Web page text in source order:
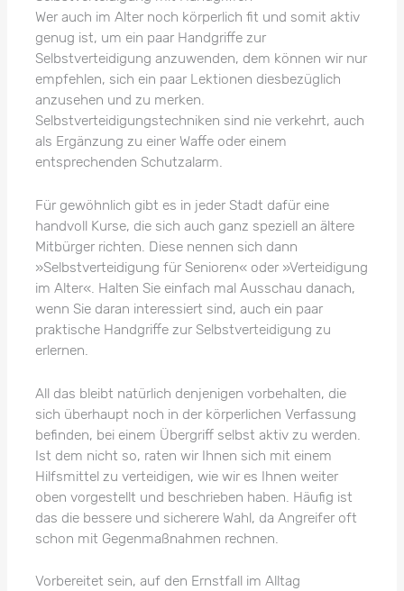
Wer auch im Alter noch körperlich fit und somit aktiv
genug ist, um ein paar Handgriffe zur
Selbstverteidigung anzuwenden, dem können wir nur
empfehlen, sich ein paar Lektionen diesbezüglich
anzusehen und zu merken.
Selbstverteidigungstechniken sind nie verkehrt, auch
als Ergänzung zu einer Waffe oder einem
entsprechenden Schutzalarm.
Für gewöhnlich gibt es in jeder Stadt dafür eine
handvoll Kurse, die sich auch ganz speziell an ältere
Mitbürger richten. Diese nennen sich dann
»Selbstverteidigung für Senioren« oder »Verteidigung
im Alter«. Halten Sie einfach mal Ausschau danach,
wenn Sie daran interessiert sind, auch ein paar
praktische Handgriffe zur Selbstverteidigung zu
erlernen.
All das bleibt natürlich denjenigen vorbehalten, die
sich überhaupt noch in der körperlichen Verfassung
befinden, bei einem Übergriff selbst aktiv zu werden.
Ist dem nicht so, raten wir Ihnen sich mit einem
Hilfsmittel zu verteidigen, wie wir es Ihnen weiter
oben vorgestellt und beschrieben haben. Häufig ist
das die bessere und sicherere Wahl, da Angreifer oft
schon mit Gegenmaßnahmen rechnen.
Vorbereitet sein, auf den Ernstfall im Alltag